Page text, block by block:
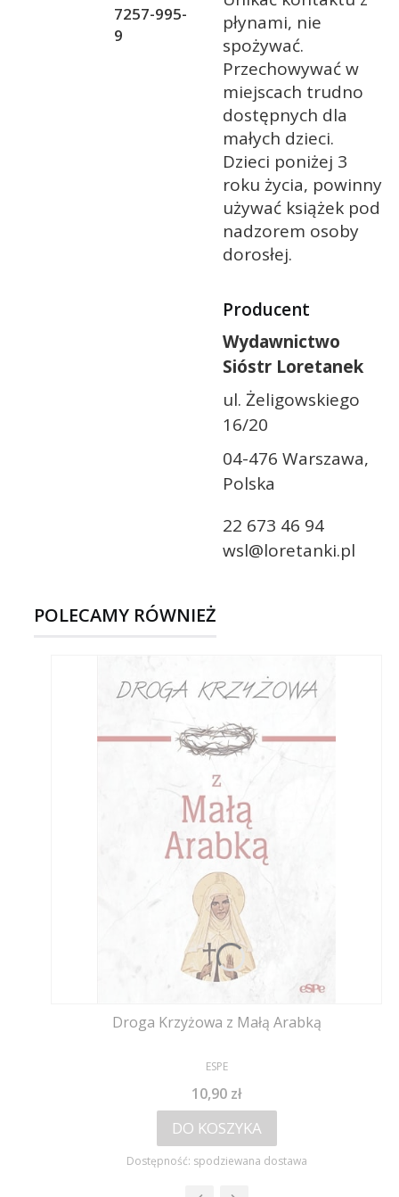
7257-995-
9
płynami, nie
spożywać.
Przechowywać w
miejscach trudno
dostępnych dla
małych dzieci.
Dzieci poniżej 3
roku życia, powinny
używać książek pod
nadzorem osoby
dorosłej.
Producent
Wydawnictwo
Sióstr Loretanek
ul. Żeligowskiego
16/20
04-476 Warszawa,
Polska
22 673 46 94
wsl@loretanki.pl
POLECAMY RÓWNIEŻ
Droga Krzyżowa z Małą Arabką
PRODUCENT
ESPE
Cena
10,90 zł
DO KOSZYKA
Dostępność: spodziewana dostawa